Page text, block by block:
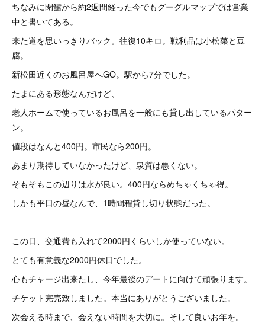
ちなみに閉館から約2週間経った今でもグーグルマップでは営業
中と書いてある。
来た道を思いっきりバック。往復10キロ。戦利品は小松菜と豆
腐。
新松田近くのお風呂屋へGO。駅から7分でした。
たまにある形態なんだけど、
老人ホームで使っているお風呂を一般にも貸し出しているパター
ン。
値段はなんと400円。市民なら200円。
あまり期待していなかったけど、泉質は悪くない。
そもそもこの辺りは水が良い。400円ならめちゃくちゃ得。
しかも平日の昼なんで、1時間程貸し切り状態だった。
この日、交通費も入れて2000円くらいしか使っていない。
とても有意義な2000円休日でした。
心もチャージ出来たし、今年最後のデートに向けて頑張ります。
チケット完売致しました。本当にありがとうございました。
次会える時まで、会えない時間を大切に。そして良いお年を。